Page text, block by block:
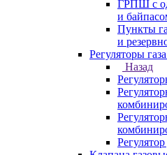
ГРПШ с
и
Пункты
и
Регуляторы газа
Назад